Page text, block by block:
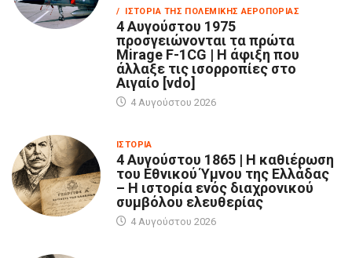
/ ΙΣΤΟΡΊΑ ΤΗΣ ΠΟΛΕΜΙΚΉΣ ΑΕΡΟΠΟΡΊΑΣ
4 Αυγούστου 1975
προσγειώνονται τα πρώτα
Mirage F-1CG | Η άφιξη που
άλλαξε τις ισορροπίες στο
Αιγαίο [vdo]
4 Αυγούστου 2026
ΙΣΤΟΡΊΑ
4 Αυγούστου 1865 | Η καθιέρωση
του Εθνικού Ύμνου της Ελλάδας
– Η ιστορία ενός διαχρονικού
συμβόλου ελευθερίας
4 Αυγούστου 2026